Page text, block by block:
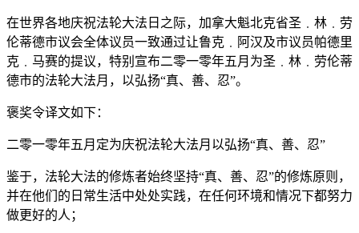
在世界各地庆祝法轮大法日之际，加拿大魁北克省圣﹒林﹒劳
伦蒂德市议会全体议员一致通过让鲁克﹒阿汉及市议员帕德里
克﹒马赛的提议，特别宣布二零一零年五月为圣﹒林﹒劳伦蒂
德市的法轮大法月，以弘扬“真、善、忍”。
褒奖令译文如下：
二零一零年五月定为庆祝法轮大法月以弘扬“真、善、忍”
鉴于，法轮大法的修炼者始终坚持“真、善、忍”的修炼原则，
并在他们的日常生活中处处实践，在任何环境和情况下都努力
做更好的人；